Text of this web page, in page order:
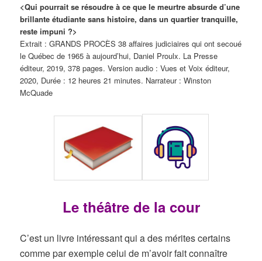
<Qui pourrait se résoudre à ce que le meurtre absurde d’une
brillante étudiante sans histoire, dans un quartier tranquille,
reste impuni ?>
Extrait : GRANDS PROCÈS 38 affaires judiciaires qui ont secoué
le Québec de 1965 à aujourd’hui, Daniel Proulx. La Presse
éditeur, 2019, 378 pages. Version audio : Vues et Voix éditeur,
2020, Durée : 12 heures 21 minutes. Narrateur : Winston
McQuade
Le théâtre de la cour
C’est un livre intéressant qui a des mérites certains
comme par exemple celui de m’avoir fait connaître